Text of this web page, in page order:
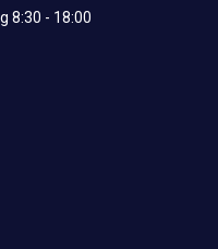
8:30 - 18:00